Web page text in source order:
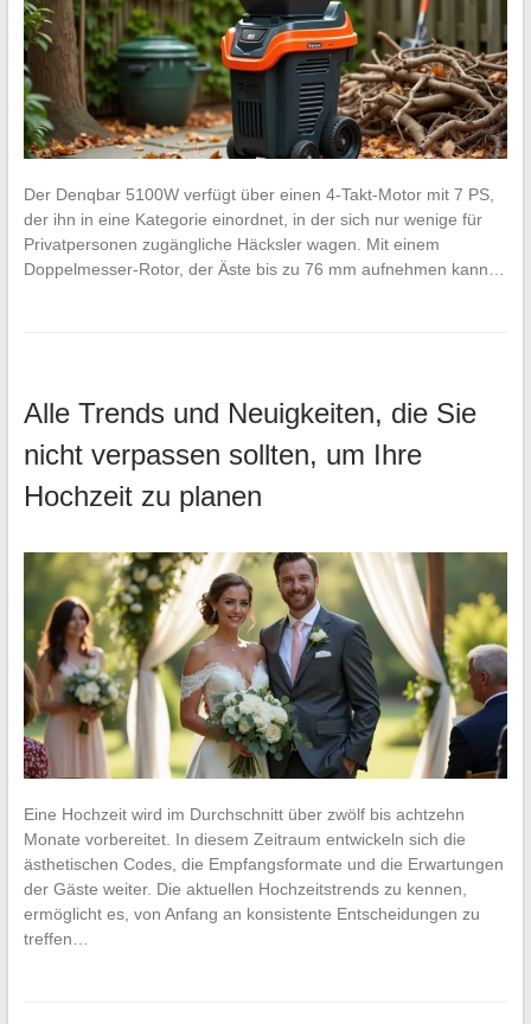
Der Denqbar 5100W verfügt über einen 4-Takt-Motor mit 7 PS,
der ihn in eine Kategorie einordnet, in der sich nur wenige für
Privatpersonen zugängliche Häcksler wagen. Mit einem
Doppelmesser-Rotor, der Äste bis zu 76 mm aufnehmen kann…
Alle Trends und Neuigkeiten, die Sie
nicht verpassen sollten, um Ihre
Hochzeit zu planen
Eine Hochzeit wird im Durchschnitt über zwölf bis achtzehn
Monate vorbereitet. In diesem Zeitraum entwickeln sich die
ästhetischen Codes, die Empfangsformate und die Erwartungen
der Gäste weiter. Die aktuellen Hochzeitstrends zu kennen,
ermöglicht es, von Anfang an konsistente Entscheidungen zu
treffen…